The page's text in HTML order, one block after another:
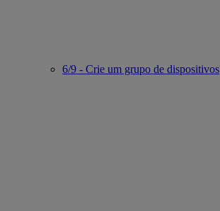
6/9 - Crie um grupo de dispositivos